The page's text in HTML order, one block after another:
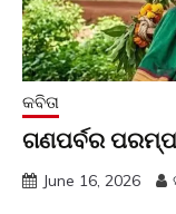
କବିତା
ଗଣପର୍ବର
June 16, 2026